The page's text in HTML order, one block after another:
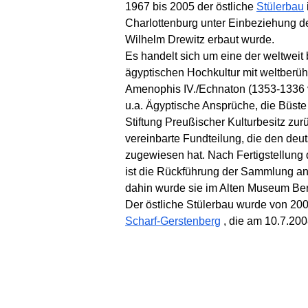
1967 bis 2005 der östliche Stülerbau
Charlottenburg unter Einbeziehung
Wilhelm Drewitz erbaut wurde.
Es handelt sich um eine der
ägyptischen Hochkultur mit
Amenophis IV./Echnaton (1353-
u.a. Ägyptische Ansprüche, die
Stiftung Preußischer Kulturbesitz
vereinbarte Fundteilung, die den
zugewiesen hat. Nach
ist die Rückführung der Sammlung
dahin wurde sie im Alten Museum
Der östliche Stülerbau wurde von
Scharf-Gerstenberg , die am